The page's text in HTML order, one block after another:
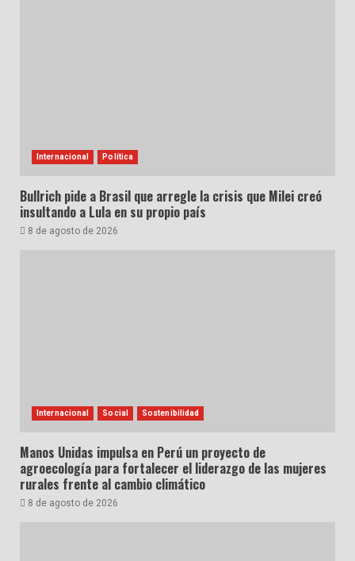
Internacional Política
Bullrich pide a Brasil que arregle la crisis que Milei creó
insultando a Lula en su propio país
8 de agosto de 2026
Internacional Social Sostenibilidad
Manos Unidas impulsa en Perú un proyecto de
agroecología para fortalecer el liderazgo de las mujeres
rurales frente al cambio climático
8 de agosto de 2026